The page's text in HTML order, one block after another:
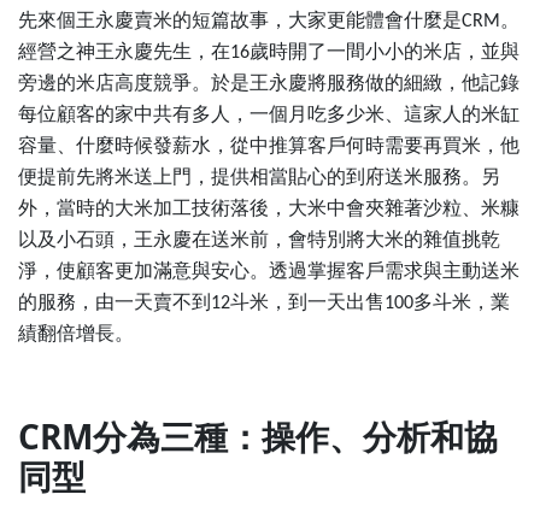
先來個王永慶賣米的短篇故事，大家更能體會什麼是CRM。
經營之神王永慶先生，在16歲時開了一間小小的米店，並與
旁邊的米店高度競爭。於是王永慶將服務做的細緻，他記錄
每位顧客的家中共有多人，一個月吃多少米、這家人的米缸
容量、什麼時候發薪水，從中推算客戶何時需要再買米，他
便提前先將米送上門，提供相當貼心的到府送米服務。另
外，當時的大米加工技術落後，大米中會夾雜著沙粒、米糠
以及小石頭，王永慶在送米前，會特別將大米的雜值挑乾
淨，使顧客更加滿意與安心。透過掌握客戶需求與主動送米
的服務，由一天賣不到12斗米，到一天出售100多斗米，業
績翻倍增長。
CRM分為三種：操作、分析和協
同型